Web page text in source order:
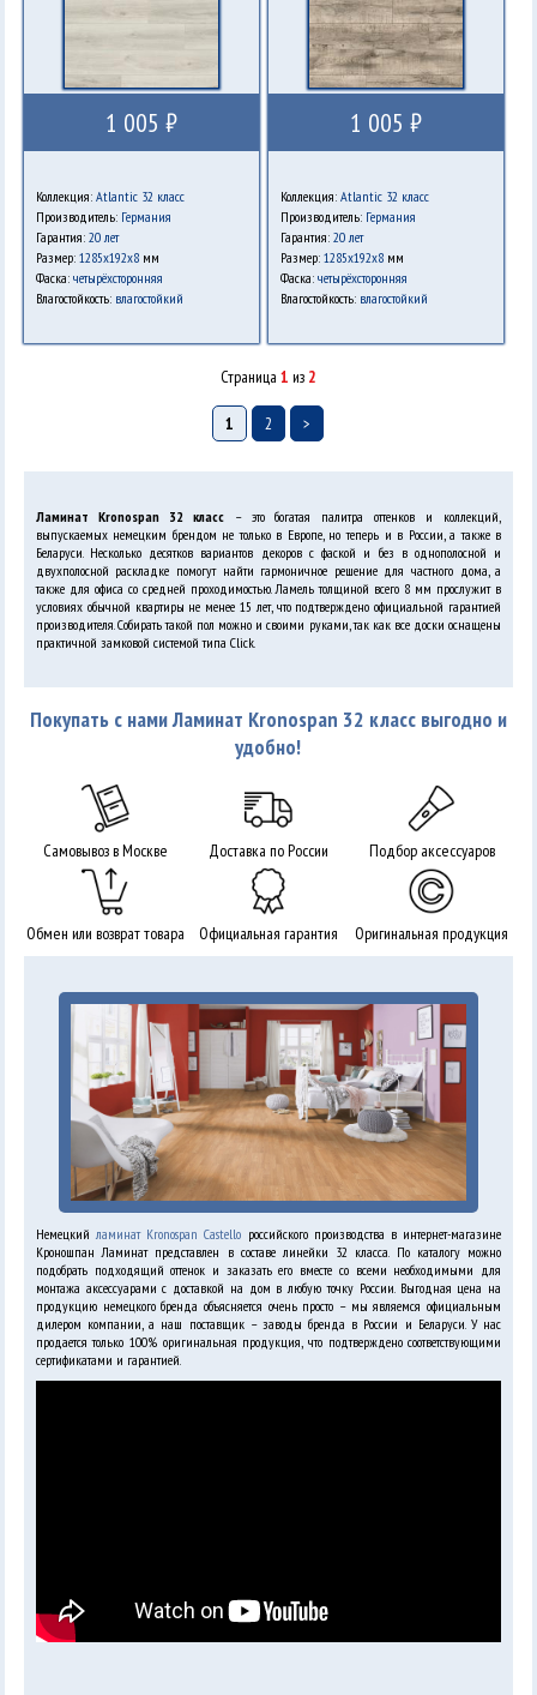
1 005 ₽
Коллекция: Atlantic 32 класс
Производитель: Германия
Гарантия: 20 лет
Размер: 1285х192х8мм
Фаска: четырёхсторонняя
Влагостойкость: влагостойкий
1 005 ₽
Коллекция: Atlantic 32 класс
Производитель: Германия
Гарантия: 20 лет
Размер: 1285х192х8мм
Фаска: четырёхсторонняя
Влагостойкость: влагостойкий
Страница 1 из 2
1 2 >
Ламинат Kronospan 32 класс– это богатая палитра оттенков и коллекций,
выпускаемых немецким брендом не только в Европе, но теперь и в России, а также в
Беларуси. Несколько десятков вариантов декоров с фаской и без в однополосной и
двухполосной раскладке помогут найти гармоничное решение для частного дома, а
также для офиса со средней проходимостью. Ламель толщиной всего 8 мм прослужит в
условиях обычной квартиры не менее 15 лет, что подтверждено официальной гарантией
производителя. Собирать такой пол можно и своими руками, так как все доски оснащены
практичной замковой системой типа Click.
Покупать с нами Ламинат Kronospan 32 класс выгодно и
удобно!
Самовывоз в Москве Доставка по России Подбор аксессуаров
Обмен или возврат товара Официальная гарантия Оригинальная продукция
Немецкийламинат Kronospan Castello российского производства в интернет-магазине
Кроношпан Ламинат представлен в составе линейки 32 класса. По каталогу можно
подобрать подходящий оттенок и заказать его вместе со всеми необходимыми для
монтажа аксессуарами с доставкой на дом в любую точку России. Выгодная цена на
продукцию немецкого бренда объясняется очень просто – мы являемся официальным
дилером компании, а наш поставщик – заводы бренда в России и Беларуси. У нас
продается только 100% оригинальная продукция, что подтверждено соответствующими
сертификатами и гарантией.